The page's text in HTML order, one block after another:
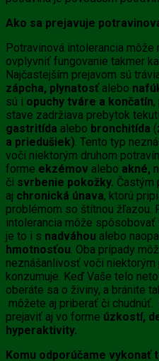
Ako sa prejavuje
Potravinová intolerancia
ovplyvniť fungovanie takmer
Najčastejším prejavom sú
zápcha, plynatosťalebo
sú i opuchy tváre a končatín,
stave zadržiava prebytok
gastritída alebo bronchitída (
a priedušiek). Tento typ
voči niektorým druhom
forme ekzémov alebo akné,
či svrbenie pokožky. Častým
aj chronická únava, ktorú
problémom so štítnou žľazou.
intolerancia môže
je to i s nadváhou alebo
hmotnosťou. Oba prípady
neznášanlivosť voči
konzumuje. Keď Vaše telo
oberáte sa o živiny, a bránite
môžete aj priberať či
prejaviť aj vo forme úzkostí,
hyperaktivity.
Komu odporúčame vykonať